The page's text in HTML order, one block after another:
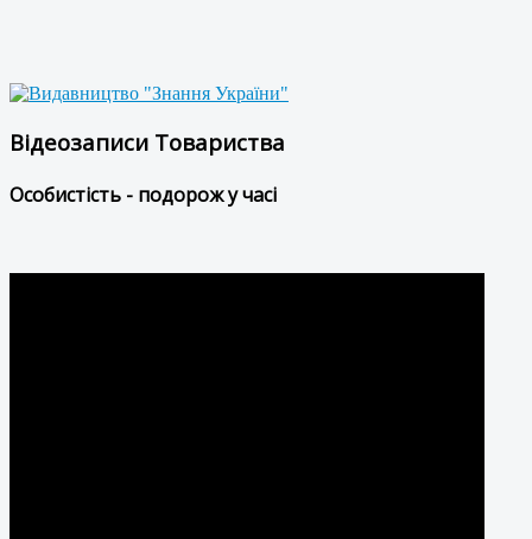
Відеозаписи Товариства
Особистість - подорож у часі